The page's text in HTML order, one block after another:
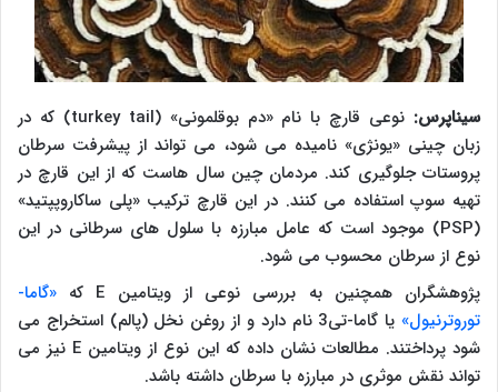
سیناپرس: نوعی قارچ با نام «دم بوقلمونی» (turkey tail) که در
زبان چینی «یونژی» نامیده می شود، می تواند از پیشرفت سرطان
پروستات جلوگیری کند. مردمان چین سال هاست که از این قارچ در
تهیه سوپ استفاده می کنند. در این قارچ ترکیب «پلی ساکاروپپتید»
(
PSP) موجود است که عامل مبارزه با سلول های سرطانی در این
نوع از سرطان محسوب می شود.
پژوهشگران همچنین به بررسی نوعی از ویتامین E که «گاما-
توروترنیول»
یا گاما-تی3 نام دارد و از روغن نخل (پالم) استخراج می
شود پرداختند. مطالعات نشان داده که این نوع از ویتامین E نیز می
تواند نقش موثری در مبارزه با سرطان داشته باشد.